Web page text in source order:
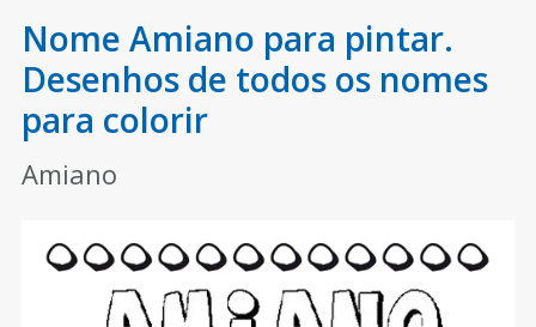
Nome Amiano para pintar.
Desenhos de todos os nomes
para colorir
Amiano